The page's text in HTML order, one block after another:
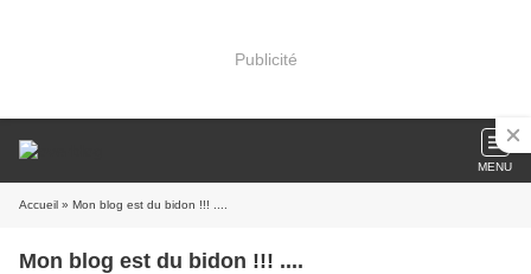
Publicité
MENU
Accueil » Mon blog est du bidon !!! ....
Mon blog est du bidon !!! ....